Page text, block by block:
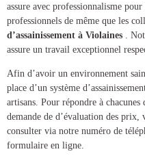
assure avec professionnalisme
professionnels de même que les
d’assainissement à Violaines
.
assure un travail exceptionnel
Afin d’avoir un environnement
place d’un système
artisans. Pour répondre à
demande de d’évaluation des prix,
consulter via notre numéro de
formulaire en ligne.